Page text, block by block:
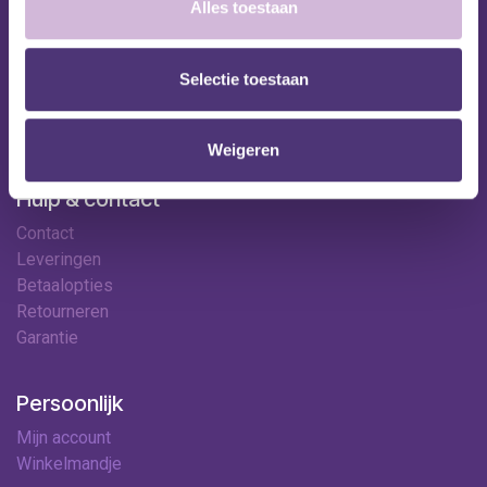
Alles toestaan
Selectie toestaan
Weigeren
Onze specialisten
Onze locaties
Hulp & contact
Contact
Leveringen
Betaalopties
Retourneren
Garantie
Persoonlijk
Mijn account
Winkelmandje